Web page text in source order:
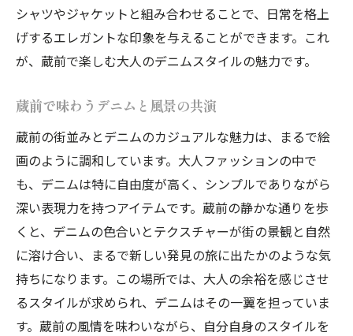
シャツやジャケットと組み合わせることで、日常を格上
げするエレガントな印象を与えることができます。これ
が、蔵前で楽しむ大人のデニムスタイルの魅力です。
蔵前で味わうデニムと風景の共演
蔵前の街並みとデニムのカジュアルな魅力は、まるで絵
画のように調和しています。大人ファッションの中で
も、デニムは特に自由度が高く、シンプルでありながら
深い表現力を持つアイテムです。蔵前の静かな通りを歩
くと、デニムの色合いとテクスチャーが街の景観と自然
に溶け合い、まるで新しい発見の旅に出たかのような気
持ちになります。この場所では、大人の余裕を感じさせ
るスタイルが求められ、デニムはその一翼を担っていま
す。蔵前の風情を味わいながら、自分自身のスタイルを